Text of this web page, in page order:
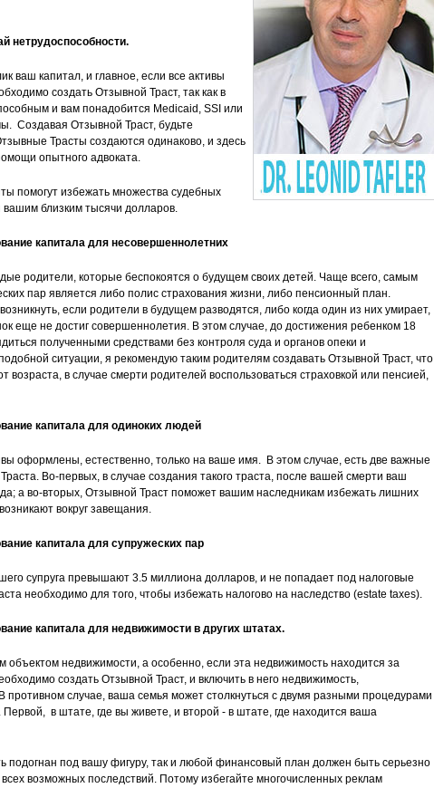
нетрудоспособности.
ваш капитал, и главное, если вce активы
создать Отзывной Траст, так как в
и вам понадобится Medicaid, SSI или
Создавая Отзывной Траст, будьте
Трасты создаются одинаково, и здесь
опытного адвоката.
помогут избежать множества судебных
близким тысячи долларов.
капитала для несовершеннолетних
родители, которые беспокоятся о будущем своих детей. Чаще всего, самым
пар является либо полис страхования жизни, либо пенсионный план.
если родители в будущем разводятся, либо когда один из них умирает,
еще не достиг совершеннолетия. В этом случае, до достижения ребенком 18
полученными средствами без контроля суда и органов опеки и
ситуации, я рекомендую таким родителям создавать Отзывной Траст, что
возраста, в случае смерти родителей воспользоваться страховкой или пенсией,
капитала для одиноких людей
оформлены, естественно, только на ваше имя. В этом случае, есть две важные
Во-первых, в случае создания такого траста, после вашей смерти ваш
а во-вторых, Отзывной Траст поможeт вашим наследникам избежать лишних
вокруг завещания.
капитала для супружеских пар
супруга превышают 3.5 миллионa долларов, и нe попадает под налоговые
необходимо для того, чтобы избежать налогово на наследство (estate taxes).
капитала для недвижимости в других штатах.
объектом недвижимости, а особенно, если эта недвижимость находится за
создать Отзывной Траст, и включить в него недвижимость,
противном случае, ваша семья может столкнуться с двумя разными процедурами
в штате, где вы живете, и второй - в штате, где находится ваша
подогнан под вашу фигуру, так и любой финансовый план должен быть серьезно
возможных последствий. Потому избегайте многочисленных реклам